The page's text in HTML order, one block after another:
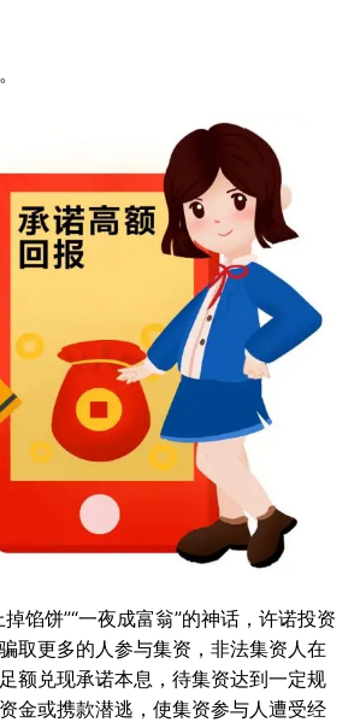
馅饼”“一夜成富翁”的神话，许诺投资
取更多的人参与集资，非法集资人在
额兑现承诺本息，待集资达到一定规
金或携款潜逃，使集资参与人遭受经